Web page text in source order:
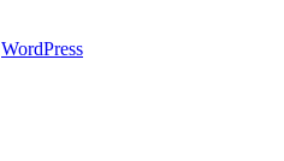
WordPress